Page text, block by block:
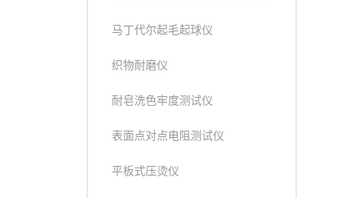
马丁代尔起毛起球仪
织物耐磨仪
耐皂洗色牢度测试仪
表面点对点电阻测试仪
平板式压烫仪